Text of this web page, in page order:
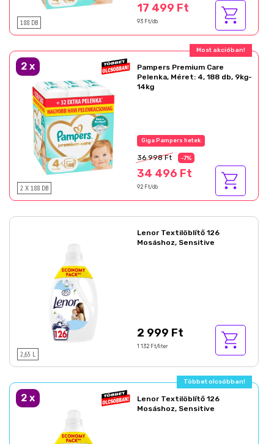
188 DB
17 499 Ft
93 Ft/db
Ajándék akció!
2 x
2 X 188 DB
Pampers Premium Care
Pelenka, Méret: 4, 188 db, 9kg-
14kg
Az akció részletei
36 998 Ft -7%
34 496 Ft
92 Ft/db
2,65 L
Lenor Textilöblítő 126
Mosáshoz, Sensitive
2 999 Ft
1 132 Ft/liter
Többet olcsóbban!
2 x
Lenor Textilöblítő 126
Mosáshoz, Sensitive